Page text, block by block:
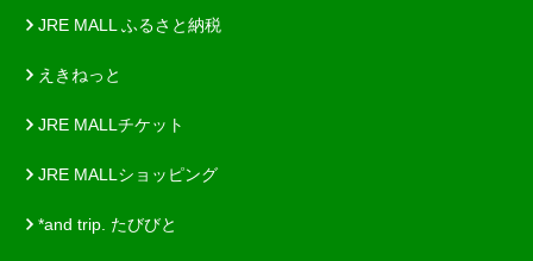
JRE MALL ふるさと納税
えきねっと
JRE MALLチケット
JRE MALLショッピング
*and trip. たびびと